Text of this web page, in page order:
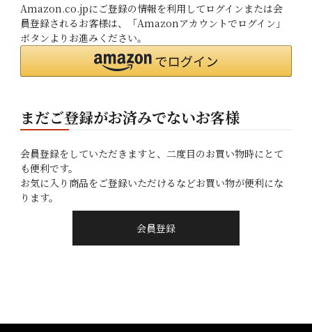
Amazon.co.jpにご登録の情報を利用してログインまたは会
員登録されるお客様は、「Amazonアカウントでログイン」
ボタンよりお進みください。
まだご登録がお済みでないお客様
会員登録をしていただきますと、二度目のお買い物時にとて
も便利です。
お気に入り商品をご登録いただけるなどお買い物が便利にな
ります。
会員登録